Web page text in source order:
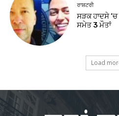
ਰਾਸ਼ਟਰੀ
ਸੜਕ ਹਾਦਸੇ ‘ਚ
ਸਮੇਤ 3 ਮੌਤਾਂ
Load